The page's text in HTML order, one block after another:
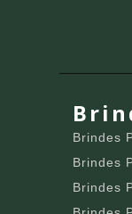
Brindes
Brindes
Brindes